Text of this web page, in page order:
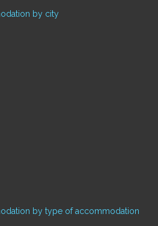
by city
by type of accommodation